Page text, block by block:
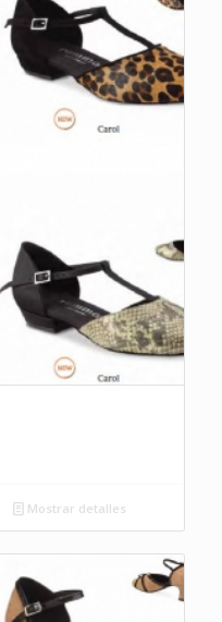
Mostrar detalles